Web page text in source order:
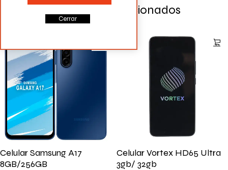
Productos Relacionados
Celular Samsung A17
8GB/256GB
Celular Vortex HD65 Ultra
3gb/ 32gb
Cerrar